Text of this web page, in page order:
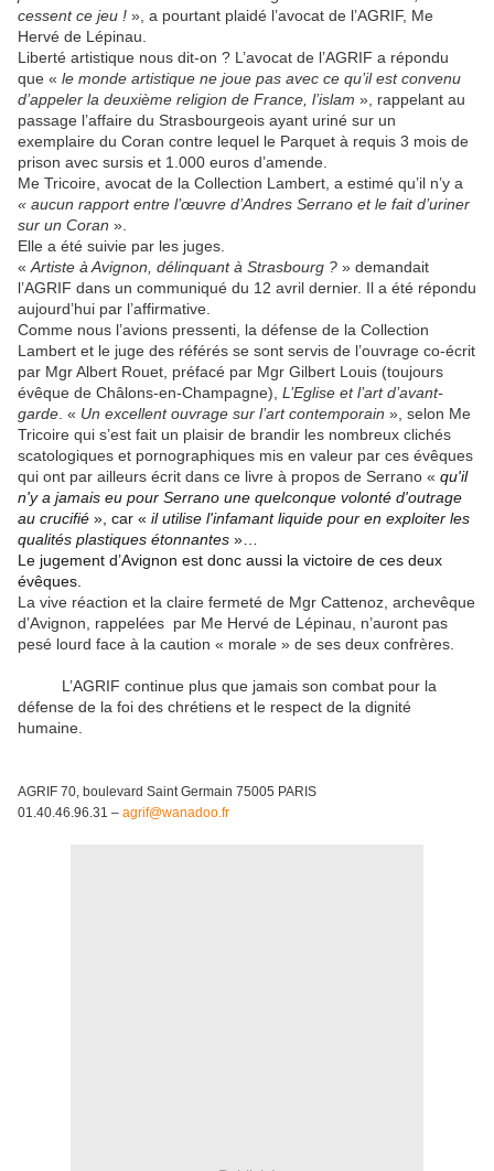
cessent ce jeu ! », a pourtant plaidé l’avocat de l’AGRIF, Me
Hervé de Lépinau.
Liberté artistique nous dit-on ? L’avocat de l’AGRIF a répondu
que « le monde artistique ne joue pas avec ce qu’il est convenu
d’appeler la deuxième religion de France, l’islam », rappelant au
passage l’affaire du Strasbourgeois ayant uriné sur un
exemplaire du Coran contre lequel le Parquet à requis 3 mois de
prison avec sursis et 1.000 euros d’amende.
Me Tricoire, avocat de la Collection Lambert, a estimé qu’il n’y a
« aucun rapport entre l’œuvre d’Andres Serrano et le fait d’uriner
sur un Coran ».
Elle a été suivie par les juges.
« Artiste à Avignon, délinquant à Strasbourg ? » demandait
l’AGRIF dans un communiqué du 12 avril dernier. Il a été répondu
aujourd’hui par l’affirmative.
Comme nous l’avions pressenti, la défense de la Collection
Lambert et le juge des référés se sont servis de l’ouvrage co-écrit
par Mgr Albert Rouet, préfacé par Mgr Gilbert Louis (toujours
évêque de Châlons-en-Champagne), L’Eglise et l’art d’avant-
garde . « Un excellent ouvrage sur l’art contemporain », selon Me
Tricoire qui s’est fait un plaisir de brandir les nombreux clichés
scatologiques et pornographiques mis en valeur par ces évêques
qui ont par ailleurs écrit dans ce livre à propos de Serrano « qu'il
n'y a jamais eu pour Serrano une quelconque volonté d'outrage
au crucifié », car « il utilise l'infamant liquide pour en exploiter les
qualités plastiques étonnantes »…
Le jugement d’Avignon est donc aussi la victoire de ces deux
évêques.
La vive réaction et la claire fermeté de Mgr Cattenoz, archevêque
d’Avignon, rappelées par Me Hervé de Lépinau, n’auront pas
pesé lourd face à la caution « morale » de ses deux confrères.
L’AGRIF continue plus que jamais son combat pour la
défense de la foi des chrétiens et le respect de la dignité
humaine.
AGRIF 70, boulevard Saint Germain 75005 PARIS
01.40.46.96.31 – agrif@wanadoo.fr